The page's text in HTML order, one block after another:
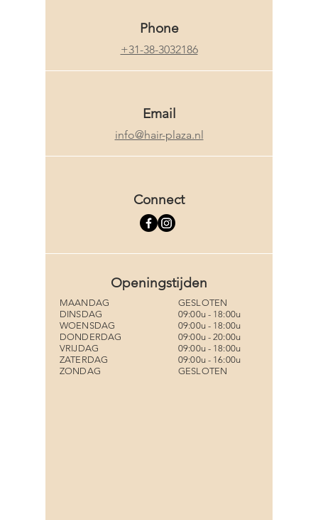
Phone
+31-38-3032186
Email
info@hair-plaza.nl
Connect
Openingstijden
MAANDAG
DINSDAG
WOENSDAG
DONDERDAG
VRIJDAG
ZATERDAG
ZONDAG
GESLOTEN
09:00u - 18:00u
09:00u - 18:00u
09:00u - 20:00u
09:00u - 18:00u
09:00u - 16:00u
GESLOTEN